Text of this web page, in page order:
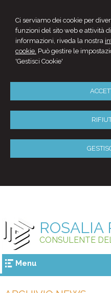
Ci serviamo dei cookie per
funzioni del sito web e attività
informazioni, riveda la nostra
cookie. Può gestire le
'Gestisci Cookie'
ROSALIA
CONSULENTE
Menu